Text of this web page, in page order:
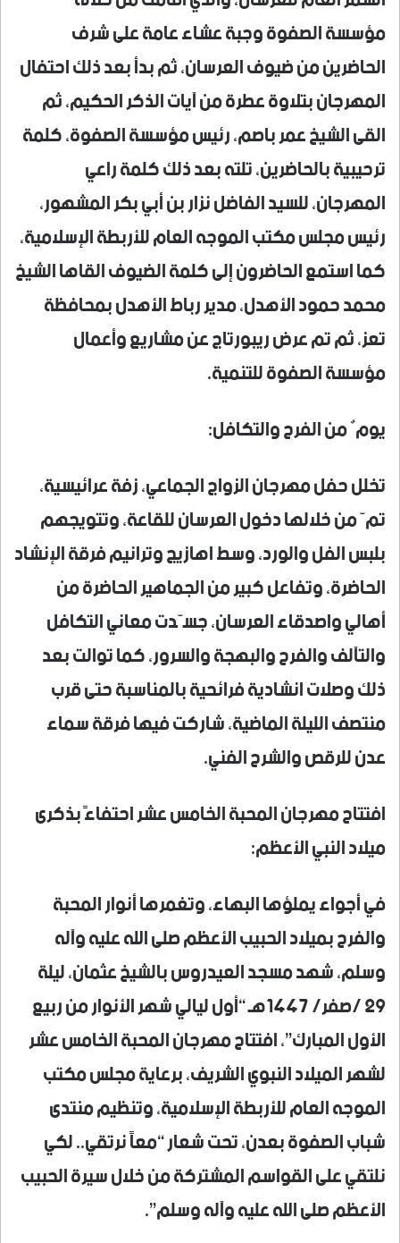
مؤسسة الصفوة وجبة عشاء عامة على شرف
الحاضرين من ضيوف العرسان، ثم بدأ بعد ذلك احتفال
المهرجان بتلاوة عطرة من آيات الذكر الحكيم، ثم
القى الشيخ عمر باصم، رئيس مؤسسة الصفوة، كلمة
ترحيبية بالحاضرين، تلته بعد ذلك كلمة راعي
المهرجان، للسيد الفاضل نزار بن أبي بكر المشهور،
رئيس مجلس مكتب الموجه العام للأربطة الإسلامية،
كما استمع الحاضرون إلى كلمة الضيوف القاها الشيخ
محمد حمود الأهدل، مدير رباط الأهدل بمحافظة
تعز، ثم تم عرض ريبورتاج عن مشاريع وأعمال
مؤسسة الصفوة للتنمية.
يومٌ من الفرح والتكافل:
تخلل حفل مهرجان الزواج الجماعي، زفة عرائيسية،
تمّ من خلالها دخول العرسان للقاعة، وتتويجهم
بلبس الفل والورد، وسط اهازيج وترانيم فرقة الإنشاد
الحاضرة، وتفاعل كبير من الجماهير الحاضرة من
أهالي واصدقاء العرسان، جسّدت معاني التكافل
والتآلف والفرح والبهجة والسرور، كما توالت بعد
ذلك وصلات انشادية فرائحية بالمناسبة حتى قرب
منتصف الليلة الماضية، شاركت فيها فرقة سماء
عدن للرقص والشرح الفني.
افتتاح مهرجان المحبة الخامس عشر احتفاءً بذكرى
ميلاد النبي الأعظم:
في أجواء يملؤها البهاء، وتغمرها أنوار المحبة
والفرح بميلاد الحبيب الأعظم صلى الله عليه وآله
وسلم، شهد مسجد العيدروس بالشيخ عثمان، ليلة
29 /صفر/ 1447هـ “أول ليالي شهر الأنوار من ربيع
الأول المبارك”، افتتاح مهرجان المحبة الخامس عشر
لشهر الميلاد النبوي الشريف، برعاية مجلس مكتب
الموجه العام للأربطة الإسلامية، وتنظيم منتدى
شباب الصفوة بعدن، تحت شعار “معاً نرتقي.. لكي
نلتقي على القواسم المشتركة من خلال سيرة الحبيب
الأعظم صلى الله عليه وآله وسلم”.